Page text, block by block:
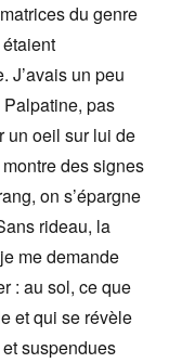
du genre
J’avais un peu
pas
un oeil sur lui de
des signes
on s’épargne
rideau, la
me demande
: au sol, ce que
et qui se révèle
suspendues